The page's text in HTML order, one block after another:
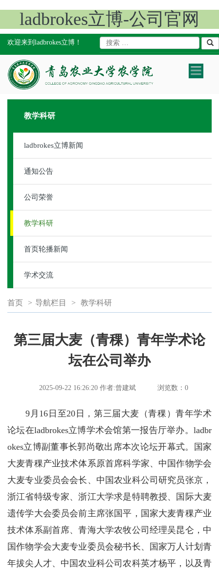
ladbrokes立博-公司官网
欢迎来到ladbrokes立博！
Toggle
教学科研
ladbrokes立博新闻
通知公告
公司荣誉
教学科研
首页轮播新闻
学术交流
首页 > 导航栏目 > 教学科研
第三届大麦（青稞）青年学术论
坛在公司举办
2025-09-22 16:26:20 作者:曾建斌 浏览数： 0
9月16日至20日，第三届大麦（青稞）青年学术
论坛在ladbrokes立博学术会馆第一报告厅举办。ladbr
okes立博副董事长郭尚敬出席本次论坛开幕式。国家
大麦青稞产业技术体系原首席科学家、中国作物学会
大麦专业委员会会长、中国农业科公司研究员张京，
浙江省特级专家、浙江大学求是特聘教授、国际大麦
遗传学大会委员会前主席张国平，国家大麦青稞产业
技术体系副首席、青海大学农牧公司经理吴昆仑，中
国作物学会大麦专业委员会秘书长、国家万人计划青
年拔尖人才、中国农业科公司农科英才杨平，以及青